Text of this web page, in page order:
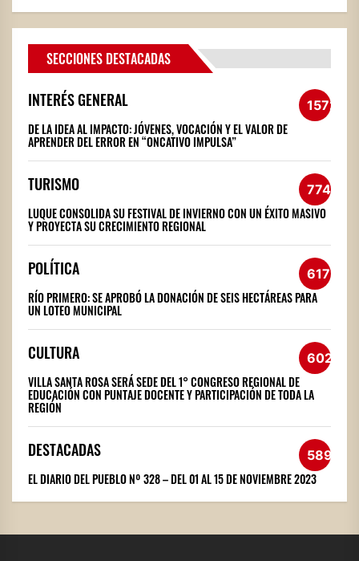
SECCIONES DESTACADAS
INTERÉS GENERAL 1572
DE LA IDEA AL IMPACTO: JÓVENES, VOCACIÓN Y EL VALOR DE
APRENDER DEL ERROR EN “ONCATIVO IMPULSA”
TURISMO 774
LUQUE CONSOLIDA SU FESTIVAL DE INVIERNO CON UN ÉXITO MASIVO
Y PROYECTA SU CRECIMIENTO REGIONAL
POLÍTICA 617
RÍO PRIMERO: SE APROBÓ LA DONACIÓN DE SEIS HECTÁREAS PARA
UN LOTEO MUNICIPAL
CULTURA 602
VILLA SANTA ROSA SERÁ SEDE DEL 1° CONGRESO REGIONAL DE
EDUCACIÓN CON PUNTAJE DOCENTE Y PARTICIPACIÓN DE TODA LA
REGIÓN
DESTACADAS 589
EL DIARIO DEL PUEBLO Nº 328 – DEL 01 AL 15 DE NOVIEMBRE 2023